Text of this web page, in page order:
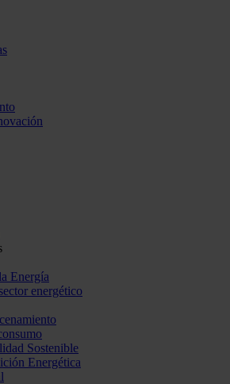
Energía
energético
Sostenible
Energética